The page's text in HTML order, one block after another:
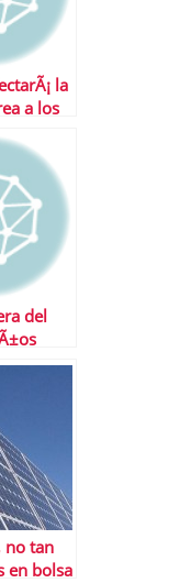
la
a los
del
no tan
en bolsa